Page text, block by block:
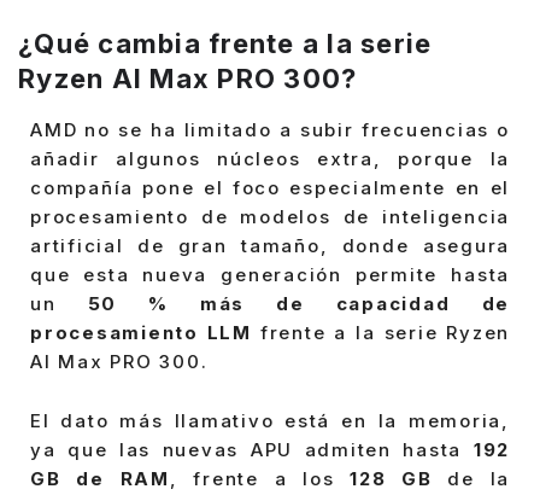
¿Qué cambia frente a la serie
Ryzen AI Max PRO 300?
AMD no se ha limitado a subir frecuencias o
añadir algunos núcleos extra, porque la
compañía pone el foco especialmente en el
procesamiento de modelos de inteligencia
artificial de gran tamaño, donde asegura
que esta nueva generación permite hasta
un 50 % más de capacidad de
procesamiento LLM frente a la serie Ryzen
AI Max PRO 300.
El dato más llamativo está en la memoria,
ya que las nuevas APU admiten hasta 192
GB de RAM , frente a los 128 GB de la